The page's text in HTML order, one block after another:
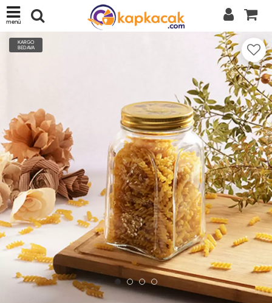
menü
KARGO
BEDAVA